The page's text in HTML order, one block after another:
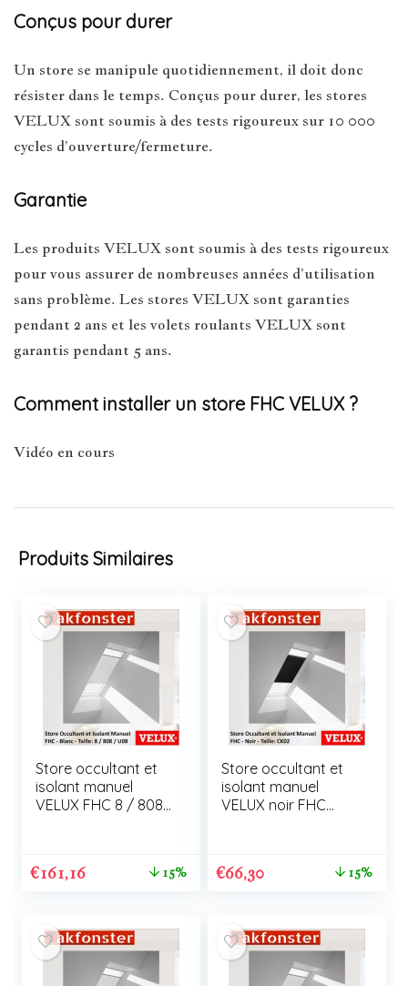
Conçus pour durer
Un store se manipule quotidiennement, il doit donc
résister dans le temps. Conçus pour durer, les stores
VELUX sont soumis à des tests rigoureux sur 10 000
cycles d’ouverture/fermeture.
Garantie
Les produits VELUX sont soumis à des tests rigoureux
pour vous assurer de nombreuses années d’utilisation
sans problème. Les stores VELUX sont garanties
pendant 2 ans et les volets roulants VELUX sont
garantis pendant 5 ans.
Comment installer un store FHC VELUX ?
Vidéo en cours
Produits Similaires
Store occultant et
isolant manuel
VELUX FHC 8 / 808
€161,16 15%
Store occultant et
isolant manuel
VELUX noir FHC
€66,30 15%